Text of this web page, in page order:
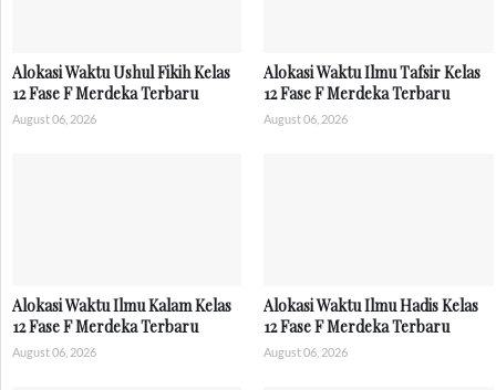
Alokasi Waktu Ushul Fikih Kelas
12 Fase F Merdeka Terbaru
August 06, 2026
Alokasi Waktu Ilmu Tafsir Kelas
12 Fase F Merdeka Terbaru
August 06, 2026
Alokasi Waktu Ilmu Kalam Kelas
12 Fase F Merdeka Terbaru
August 06, 2026
Alokasi Waktu Ilmu Hadis Kelas
12 Fase F Merdeka Terbaru
August 06, 2026